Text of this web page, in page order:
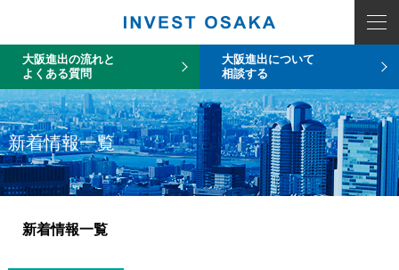
大阪進出の流れと
よくある質問
大阪進出について
相談する
新着情報一覧
新着情報一覧